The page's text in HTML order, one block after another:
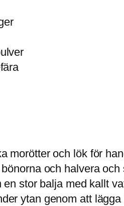
morötter och lök för
och halvera
en stor balja med kallt
ytan genom att